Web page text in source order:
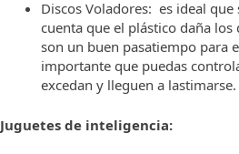
Discos Voladores: es ideal
cuenta que el plástico daña
son un buen pasatiempo para
importante que puedas
excedan y lleguen a lastimarse.
Juguetes de inteligencia: